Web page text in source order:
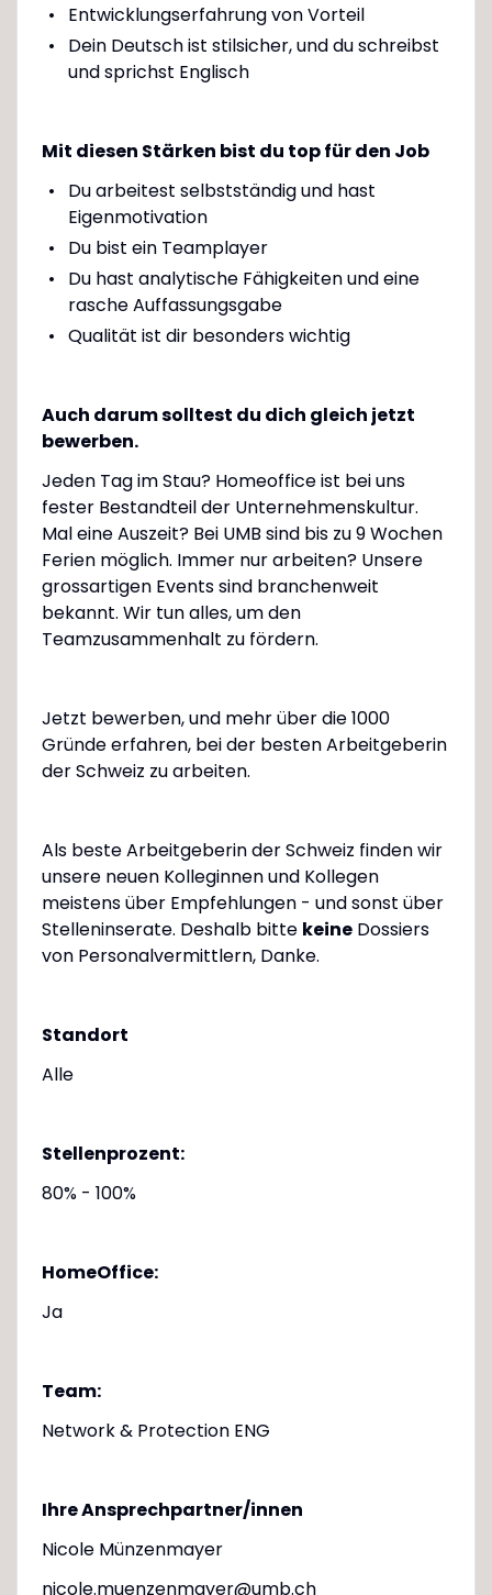
Entwicklungserfahrung von Vorteil
Dein Deutsch ist stilsicher, und du schreibst
und sprichst Englisch
Mit diesen Stärken bist du top für den Job
Du arbeitest selbstständig und hast
Eigenmotivation
Du bist ein Teamplayer
Du hast analytische Fähigkeiten und eine
rasche Auffassungsgabe
Qualität ist dir besonders wichtig
Auch darum solltest du dich gleich jetzt
bewerben.
Jeden Tag im Stau? Homeoffice ist bei uns
fester Bestandteil der Unternehmenskultur.
Mal eine Auszeit? Bei UMB sind bis zu 9 Wochen
Ferien möglich. Immer nur arbeiten? Unsere
grossartigen Events sind branchenweit
bekannt. Wir tun alles, um den
Teamzusammenhalt zu fördern.
Jetzt bewerben, und mehr über die 1000
Gründe erfahren, bei der besten Arbeitgeberin
der Schweiz zu arbeiten.
Als beste Arbeitgeberin der Schweiz finden wir
unsere neuen Kolleginnen und Kollegen
meistens über Empfehlungen - und sonst über
Stelleninserate. Deshalb bitte keineDossiers
von Personalvermittlern, Danke.
Standort
Alle
Stellenprozent:
80% - 100%
HomeOffice:
Ja
Team:
Network & Protection ENG
Ihre Ansprechpartner/innen
Nicole Münzenmayer
nicole.muenzenmayer@umb.ch